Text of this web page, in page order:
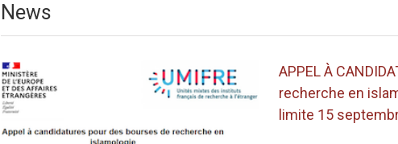
News
APPEL À
recherche en
limite 15